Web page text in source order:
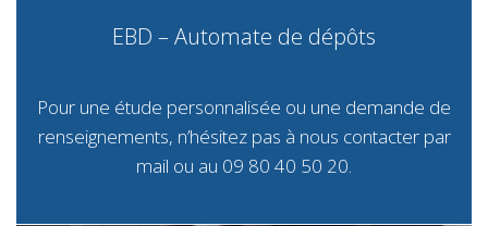
EBD – Automate de dépôts
Pour une étude personnalisée ou une demande de
renseignements, n’hésitez pas à nous contacter par
mail ou au 09 80 40 50 20.